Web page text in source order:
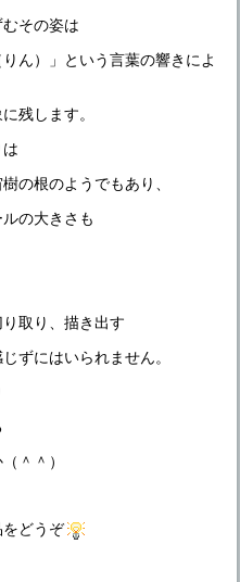
その姿は
ん）」という言葉の響きによ
残します。
の根のようでもあり、
の大きさも
取り、描き出す
ずにはいられません。
＾＾）
どうぞ